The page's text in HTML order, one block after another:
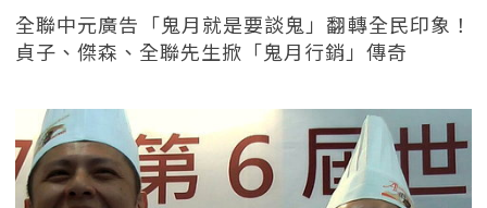
全聯中元廣告「鬼月就是要談鬼」翻轉全民印象！
貞子、傑森、全聯先生掀「鬼月行銷」傳奇